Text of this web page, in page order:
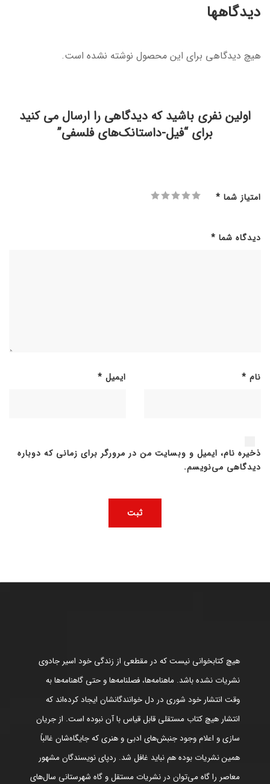
دیدگاهها
هیچ دیدگاهی برای این محصول نوشته نشده است.
اولین نفری باشید که دیدگاهی را ارسال می کنید
برای “فیل-داستانک‌های فلسفی”
امتیاز شما *
دیدگاه شما *
نام * ایمیل *
ذخیره نام، ایمیل و وبسایت من در مرورگر برای زمانی که دوباره
دیدگاهی می‌نویسم.
هیچ کتابخوانی نیست که در مقطعی از زندگی خود اسیر جادوی
نشریات نشده باشد. ماهنامه‌ها، فصلنامه‌ها و حتی گاهنامه‌ها به
وقت انتشار خود شوری در دل خوانندگانشان ایجاد کرده‌اند که
انتشار هیچ کتاب مستقلی قابل قیاس با آن نبوده است. از جریان
سازی و اعلام وجود جنبش‌های ادبی و هنری که جایگاه‌شان غالباً
همین نشریات بوده هم نباید غافل شد. ردپای نویسندگان مشهور
معاصر را گاه می‌توان در نشریات مستقل و گاه شهرستانی سال‌های